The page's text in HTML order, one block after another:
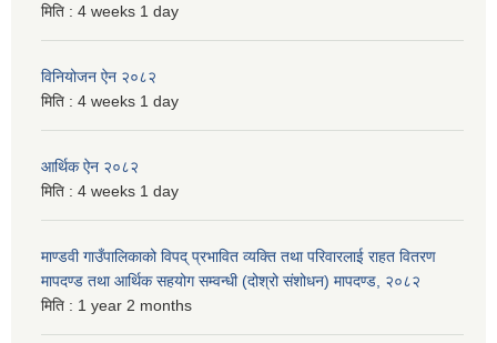
मिति : 4 weeks 1 day
विनियोजन ऐन २०८२
मिति : 4 weeks 1 day
आर्थिक ऐन २०८२
मिति : 4 weeks 1 day
माण्डवी गाउँपालिकाको विपद् प्रभावित व्यक्ति तथा परिवारलाई राहत वितरण
मापदण्ड तथा आर्थिक सहयोग सम्वन्धी (दोश्रो संशोधन) मापदण्ड, २०८२
मिति : 1 year 2 months